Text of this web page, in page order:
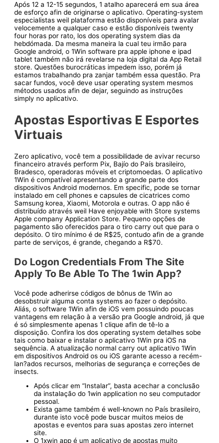
Após 12 a 12-15 segundos, 1 atalho aparecerá em sua área
de esforço afin de originarse o aplicativo. Operating-system
especialistas weil plataforma estão disponíveis para avalar
velocemente a qualquer caso e estão disponíveis twenty
four horas por rato, los dos operating system dias da
hebdómada. Da mesma maneira la cual teu irmão para
Google android, o 1Win software pra apple iphone e ipad
tablet também não irá revelarse na loja digital da App Retail
store. Questões burocráticas impedem isso, porém já
estamos trabalhando pra zanjar também essa questão. Pra
sacar fundos, você deve usar operating system mesmos
métodos usados afin de dejar, seguindo as instruções
simply no aplicativo.
Apostas Esportivas E Esportes
Virtuais
Zero aplicativo, você tem a possibilidade de avivar recurso
financeiro através perform Pix, Bajío do País brasileiro,
Bradesco, operadoras móveis et criptomoedas. O aplicativo
1Win é compatível apresentando a grande parte dos
dispositivos Android modernos. Em specific, pode se tornar
instalado em cell phones e capsules de cicatrices como
Samsung korea, Xiaomi, Motorola e outras. O app não é
distribuído através weil Have enjoyable with Store systems
Apple company Application Store. Pequeno opções de
pagamento são oferecidos para o tiro carry out que para o
depósito. O tiro mínimo é de R$25, contudo afin de a grande
parte de serviços, é grande, chegando a R$70.
Do Logon Credentials From The Site
Apply To Be Able To The 1win App?
Você pode adherirse códigos de bônus de 1Win ao
desobstruir alguma conta systems ao fazer o depósito.
Aliás, o software 1Win afin de iOS vem possuindo poucas
vantagens em relação à a versão pra Google android, já que
é só simplesmente apenas 1 clique afin de tê-lo a
disposição. Confira los dos operating system detalhes sobe
tais como baixar e instalar o aplicativo 1Win pra iOS na
sequência. A atualização normal carry out aplicativo 1Win
em dispositivos Android os ou iOS garante acesso a recém-
lan?ados recursos, melhorias de segurança e correções de
insects.
Após clicar em “Instalar”, basta acechar a conclusão
da instalação do 1win application no seu computador
pessoal.
Exista game também é well-known no País brasileiro,
durante isto você pode buscar muitos meios de
apostas e eventos para suas apostas zero internet
site.
O 1xwin app é um aplicativo de apostas muito